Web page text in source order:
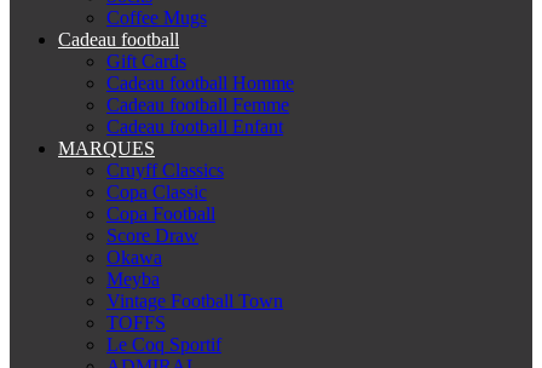
Coffee Mugs
Cadeau football
Gift Cards
Cadeau football Homme
Cadeau football Femme
Cadeau football Enfant
MARQUES
Cruyff Classics
Copa Classic
Copa Football
Score Draw
Okawa
Meyba
Vintage Football Town
TOFFS
Le Coq Sportif